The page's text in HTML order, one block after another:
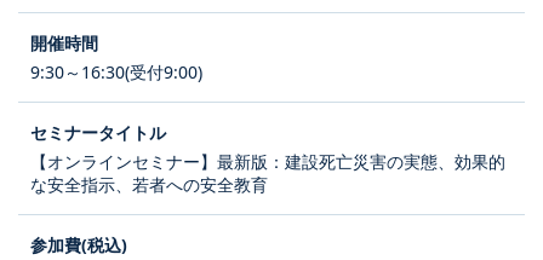
9:30～16:30(受付9:00)
【オンラインセミナー】最新版：建設死亡災害の実態、効果的
な安全指示、若者への安全教育